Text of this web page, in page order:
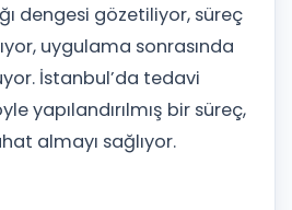
dengesi gözetiliyor, süreç
uygulama sonrasında
İstanbul’da tedavi
yapılandırılmış bir süreç,
almayı sağlıyor.